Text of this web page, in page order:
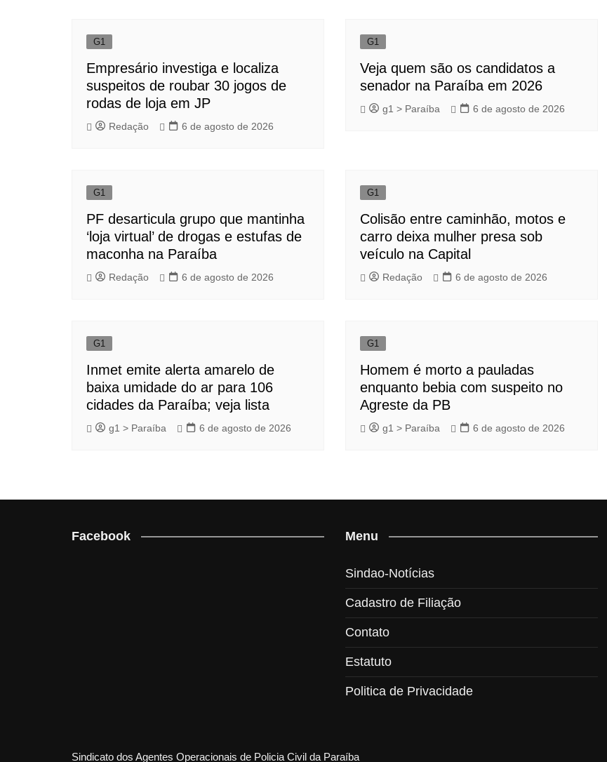
G1
Empresário investiga e localiza
suspeitos de roubar 30 jogos de
rodas de loja em JP
Redação 6 de agosto de 2026
G1
Veja quem são os candidatos a
senador na Paraíba em 2026
g1 > Paraíba 6 de agosto de 2026
G1
PF desarticula grupo que mantinha
‘loja virtual’ de drogas e estufas de
maconha na Paraíba
Redação 6 de agosto de 2026
G1
Colisão entre caminhão, motos e
carro deixa mulher presa sob
veículo na Capital
Redação 6 de agosto de 2026
G1
Inmet emite alerta amarelo de
baixa umidade do ar para 106
cidades da Paraíba; veja lista
g1 > Paraíba 6 de agosto de 2026
G1
Homem é morto a pauladas
enquanto bebia com suspeito no
Agreste da PB
g1 > Paraíba 6 de agosto de 2026
Facebook Menu
Sindao-Notícias
Cadastro de Filiação
Contato
Estatuto
Politica de Privacidade
Sindicato dos Agentes Operacionais de Policia Civil da Paraíba